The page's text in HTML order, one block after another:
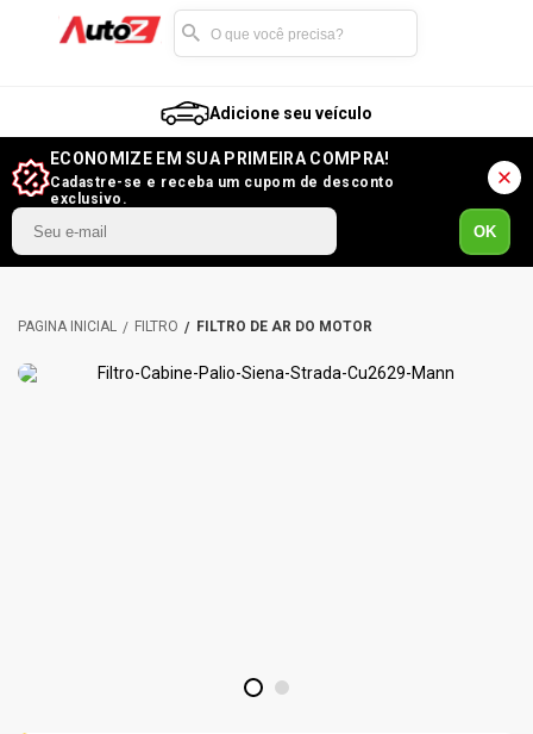
Adicione seu veículo
ECONOMIZE EM SUA PRIMEIRA COMPRA!
Cadastre-se e receba um cupom de desconto
exclusivo.
OK
FILTRO FILTRO DE AR DO MOTOR
1 2